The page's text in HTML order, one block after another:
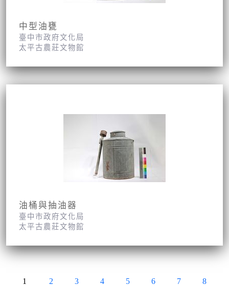
中型油甕
臺中市政府文化局
太平古農莊文物館
油桶與抽油器
臺中市政府文化局
太平古農莊文物館
1 2 3 4 5 6 7 8